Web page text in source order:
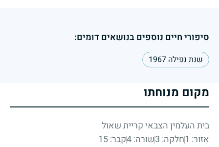
סיפורי חיים נוספים בנושאים דומים:
שנת נפילה 1967
מקום מנוחתו
בית העלמין הצבאי קריית שאול
אזור: 1
חלקה: 3 שורה: 4 קבר: 15